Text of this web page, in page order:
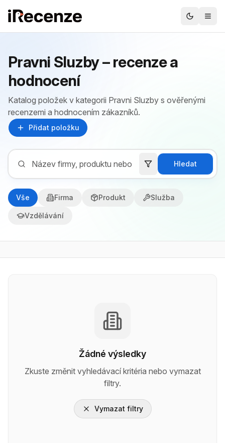
Pravni Sluzby – recenze a
hodnocení
Katalog položek v kategorii Pravni Sluzby s ověřenými
recenzemi a hodnocením zákazníků.
Přidat položku
Hledat
Vše Firma Produkt Služba
Vzdělávání
Žádné výsledky
Zkuste změnit vyhledávací kritéria nebo vymazat
filtry.
Vymazat filtry